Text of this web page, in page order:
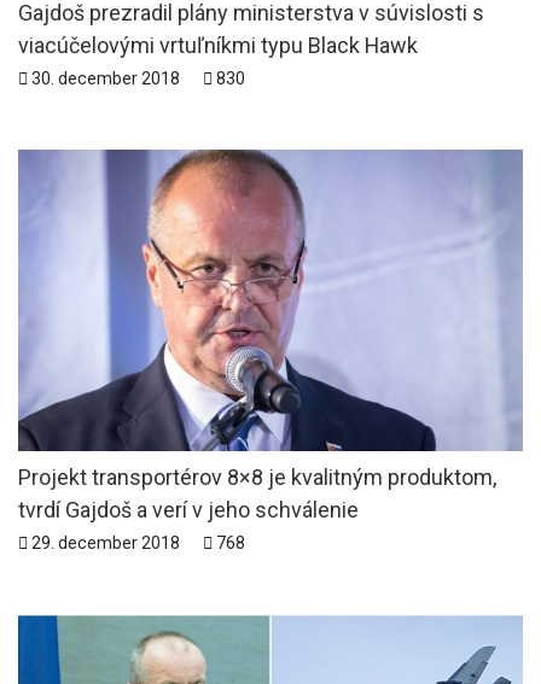
Gajdoš prezradil plány ministerstva v súvislosti s
viacúčelovými vrtuľníkmi typu Black Hawk
30. december 2018 830
Projekt transportérov 8×8 je kvalitným produktom,
tvrdí Gajdoš a verí v jeho schválenie
29. december 2018 768